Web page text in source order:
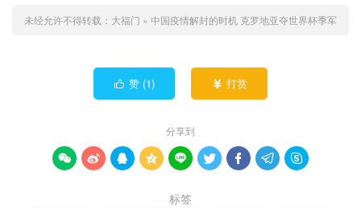
未经允许不得转载： 大福门 » 中国疫情解封的时机 克罗地亚夺世界杯季军
 赞 (1)  打赏
分享到
        
标签